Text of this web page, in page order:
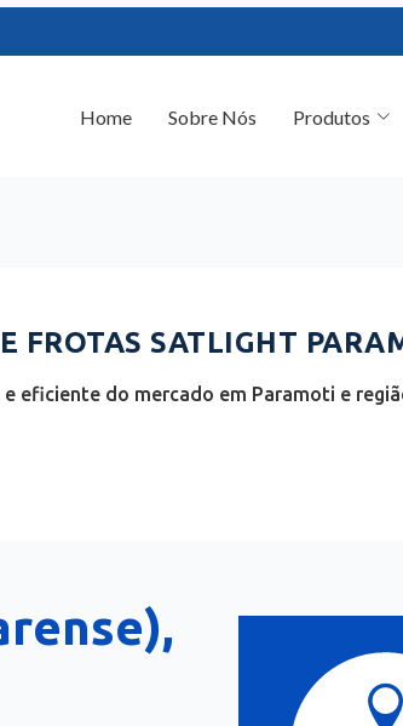
Home Sobre Nós Produtos
FROTAS SATLIGHT
eficiente do mercado em Paramoti e